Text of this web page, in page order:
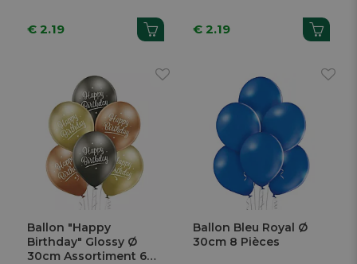
€ 2.19 € 2.19
Ballon "Happy
Birthday" Glossy Ø
30cm Assortiment 6
Ballon Bleu Royal Ø
30cm 8 Pièces